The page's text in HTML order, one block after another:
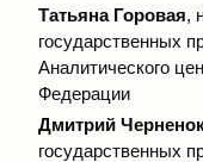
Татьяна Горовая,
государственных
Аналитического
Федерации
Дмитрий
государственных